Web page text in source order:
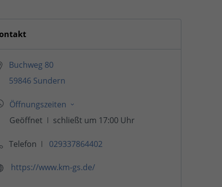
Buchweg 80
59846 Sundern
Telefon 029337864402
https://www.km-gs.de/